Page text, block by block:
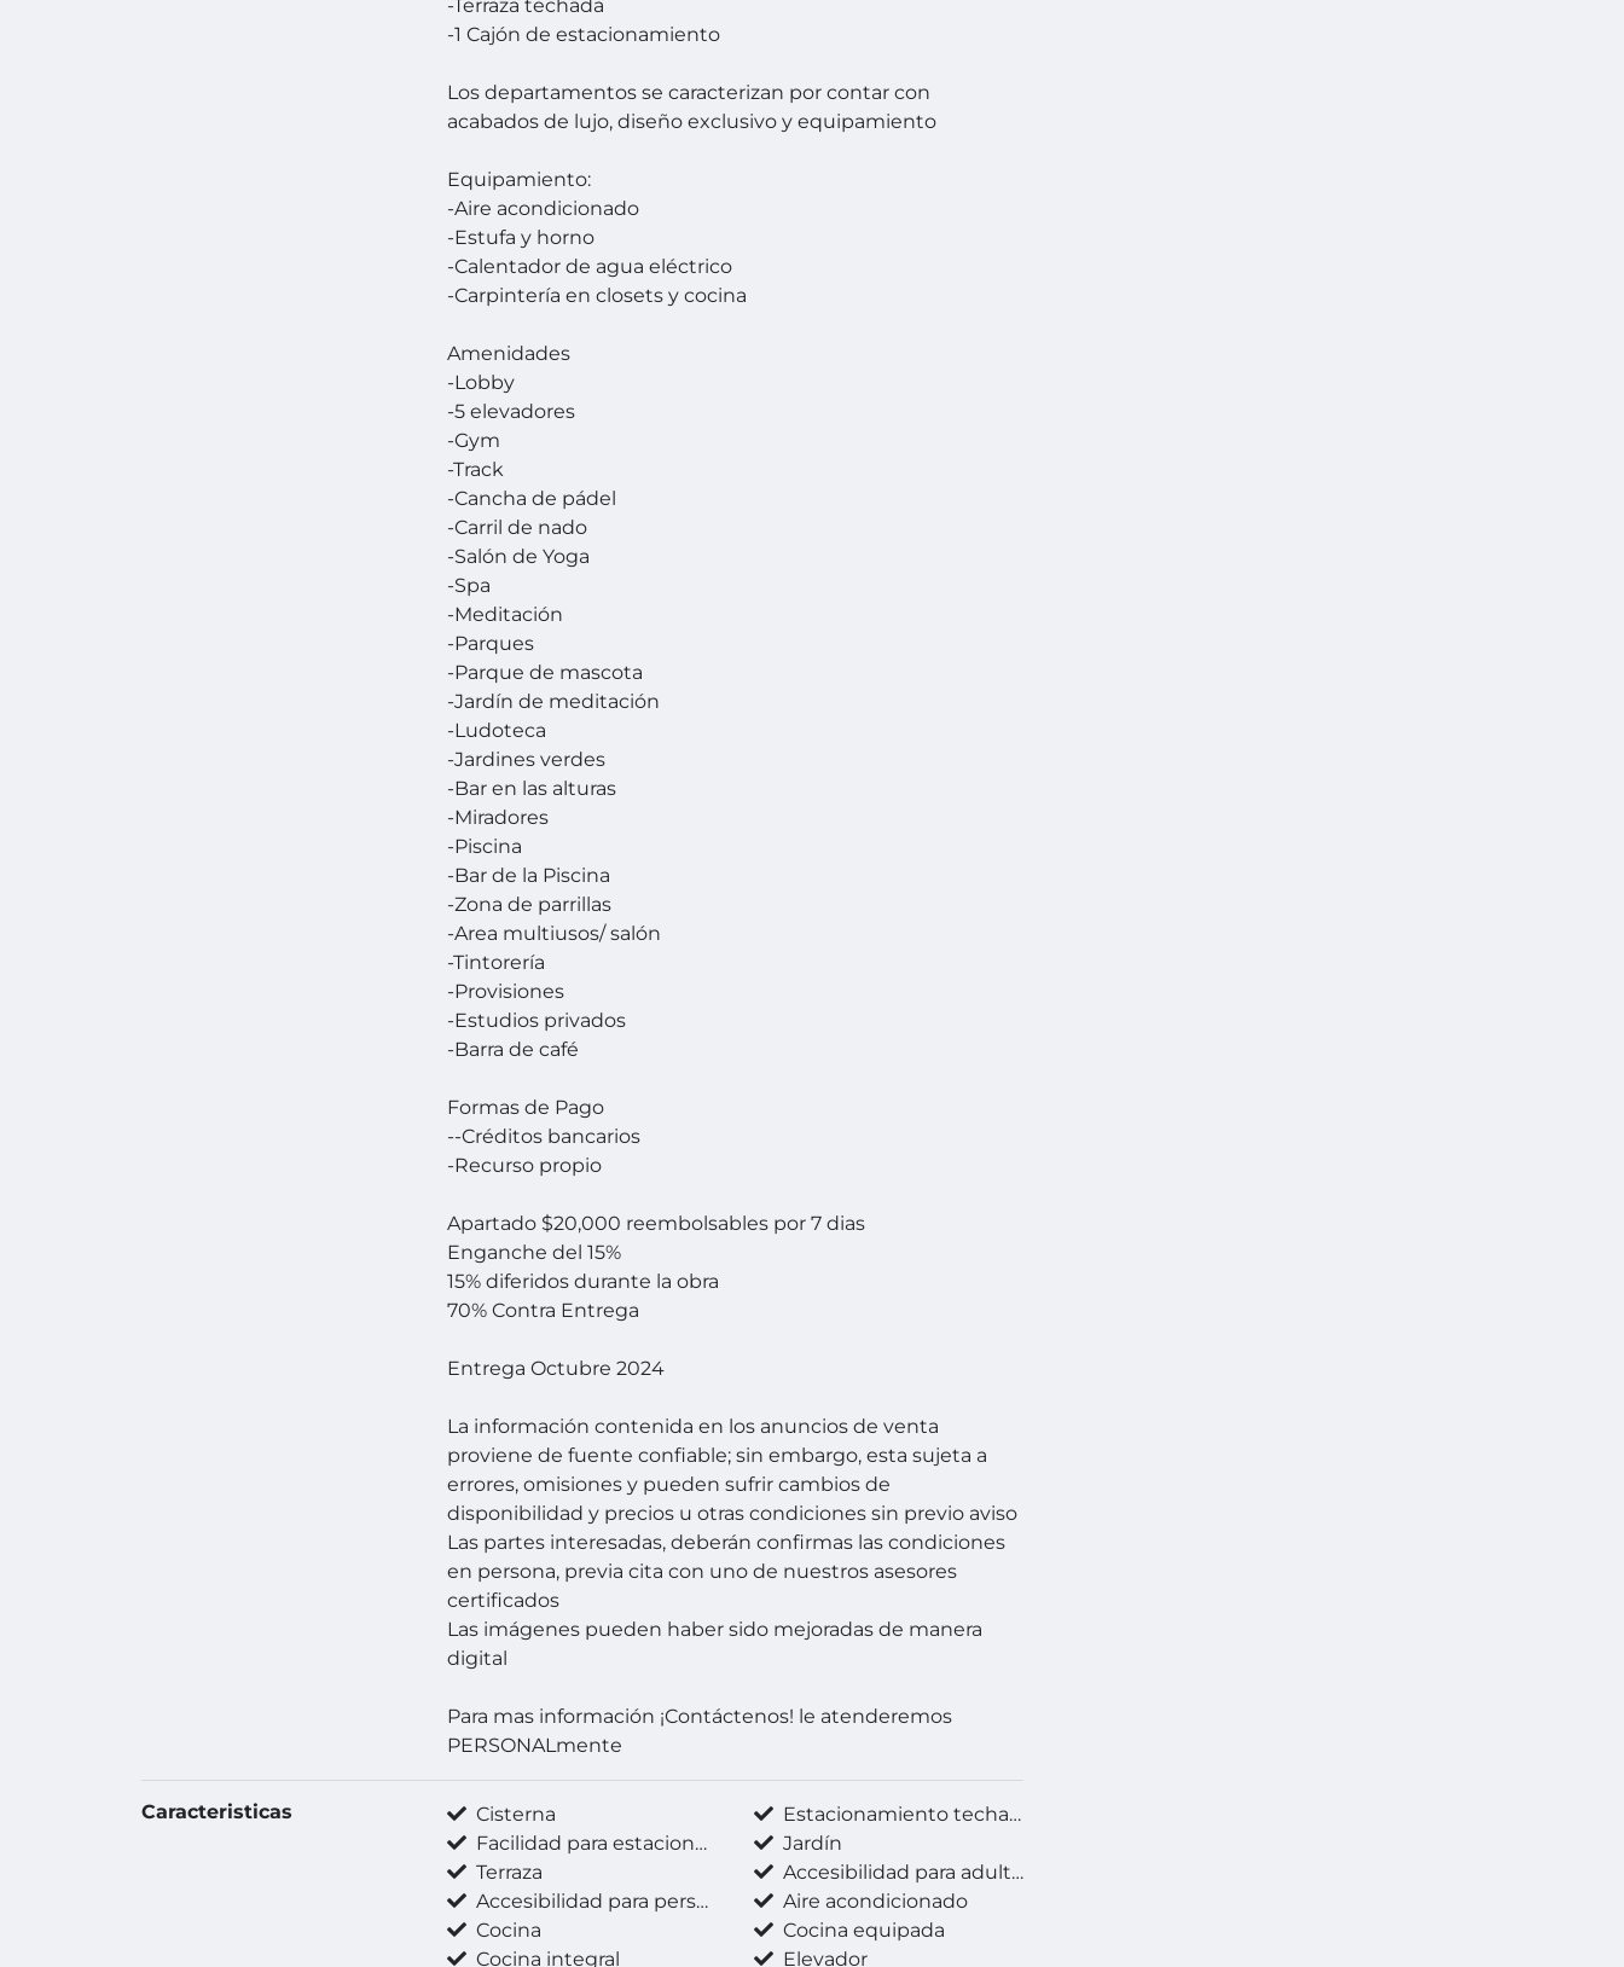
-Terraza techada
-1 Cajón de estacionamiento
Los departamentos se caracterizan por contar con
acabados de lujo, diseño exclusivo y equipamiento
Equipamiento:
-Aire acondicionado
-Estufa y horno
-Calentador de agua eléctrico
-Carpintería en closets y cocina
Amenidades
-Lobby
-5 elevadores
-Gym
-Track
-Cancha de pádel
-Carril de nado
-Salón de Yoga
-Spa
-Meditación
-Parques
-Parque de mascota
-Jardín de meditación
-Ludoteca
-Jardines verdes
-Bar en las alturas
-Miradores
-Piscina
-Bar de la Piscina
-Zona de parrillas
-Area multiusos/ salón
-Tintorería
-Provisiones
-Estudios privados
-Barra de café
Formas de Pago
--Créditos bancarios
-Recurso propio
Apartado $20,000 reembolsables por 7 dias
Enganche del 15%
15% diferidos durante la obra
70% Contra Entrega
Entrega Octubre 2024
La información contenida en los anuncios de venta
proviene de fuente confiable; sin embargo, esta sujeta a
errores, omisiones y pueden sufrir cambios de
disponibilidad y precios u otras condiciones sin previo aviso
Las partes interesadas, deberán confirmas las condiciones
en persona, previa cita con uno de nuestros asesores
certificados
Las imágenes pueden haber sido mejoradas de manera
digital
Para mas información ¡Contáctenos! le atenderemos
PERSONALmente
Caracteristicas Cisterna
Estacionamiento techado
Facilidad para estacionarse
Jardín
Terraza
Accesibilidad para adultos mayores
Accesibilidad para personas con discapacidad
Aire acondicionado
Cocina
Cocina equipada
Cocina integral
Elevador